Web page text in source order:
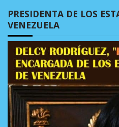
PRESIDENTA DE LOS
VENEZUELA